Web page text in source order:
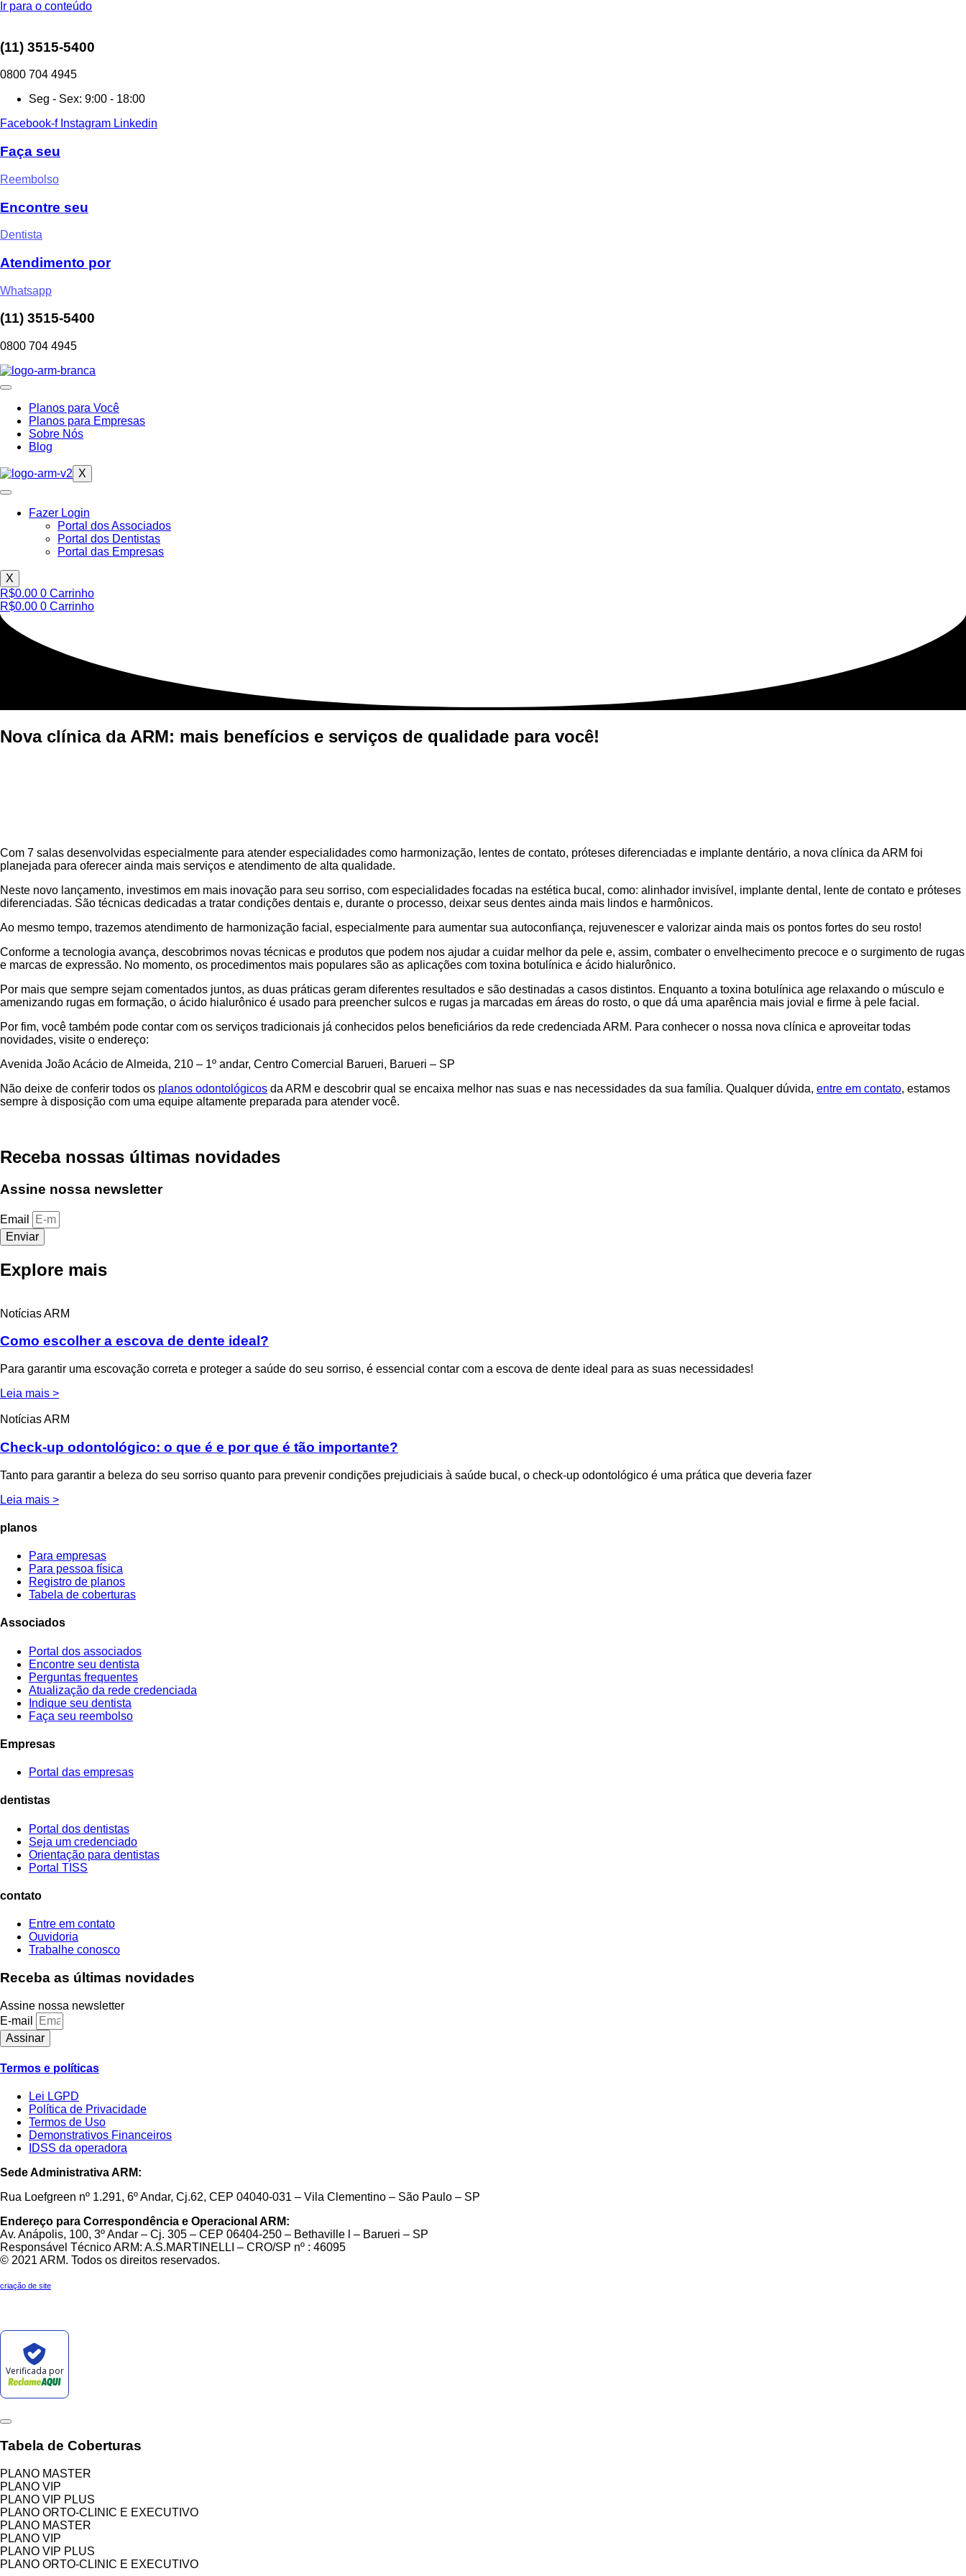
Ir para o conteúdo
(11) 3515-5400
0800 704 4945
Seg - Sex: 9:00 - 18:00
Facebook-f Instagram Linkedin
Faça seu
Reembolso
Encontre seu
Dentista
Atendimento por
Whatsapp
(11) 3515-5400
0800 704 4945
Planos para Você
Planos para Empresas
Sobre Nós
Blog
X
Fazer Login
Portal dos Associados
Portal dos Dentistas
Portal das Empresas
X
R$0.00 0 Carrinho
R$0.00 0 Carrinho
Nova clínica da ARM: mais benefícios e serviços de qualidade para você!
Com 7 salas desenvolvidas especialmente para atender especialidades como harmonização, lentes de contato, próteses diferenciadas e implante dentário, a nova clínica da ARM foi
planejada para oferecer ainda mais serviços e atendimento de alta qualidade.
Neste novo lançamento, investimos em mais inovação para seu sorriso, com especialidades focadas na estética bucal, como: alinhador invisível, implante dental, lente de contato e próteses
diferenciadas. São técnicas dedicadas a tratar condições dentais e, durante o processo, deixar seus dentes ainda mais lindos e harmônicos.
Ao mesmo tempo, trazemos atendimento de harmonização facial, especialmente para aumentar sua autoconfiança, rejuvenescer e valorizar ainda mais os pontos fortes do seu rosto!
Conforme a tecnologia avança, descobrimos novas técnicas e produtos que podem nos ajudar a cuidar melhor da pele e, assim, combater o envelhecimento precoce e o surgimento de rugas
e marcas de expressão. No momento, os procedimentos mais populares são as aplicações com toxina botulínica e ácido hialurônico.
Por mais que sempre sejam comentados juntos, as duas práticas geram diferentes resultados e são destinadas a casos distintos. Enquanto a toxina botulínica age relaxando o músculo e
amenizando rugas em formação, o ácido hialurônico é usado para preencher sulcos e rugas ja marcadas em áreas do rosto, o que dá uma aparência mais jovial e firme à pele facial.
Por fim, você também pode contar com os serviços tradicionais já conhecidos pelos beneficiários da rede credenciada ARM. Para conhecer o nossa nova clínica e aproveitar todas
novidades, visite o endereço:
Avenida João Acácio de Almeida, 210 – 1º andar, Centro Comercial Barueri, Barueri – SP
Não deixe de conferir todos os planos odontológicos da ARM e descobrir qual se encaixa melhor nas suas e nas necessidades da sua família. Qualquer dúvida, entre em contato, estamos
sempre à disposição com uma equipe altamente preparada para atender você.
Receba nossas últimas novidades
Assine nossa newsletter
Email
Enviar
Explore mais
Notícias ARM
Como escolher a escova de dente ideal?
Para garantir uma escovação correta e proteger a saúde do seu sorriso, é essencial contar com a escova de dente ideal para as suas necessidades!
Leia mais >
Notícias ARM
Check-up odontológico: o que é e por que é tão importante?
Tanto para garantir a beleza do seu sorriso quanto para prevenir condições prejudiciais à saúde bucal, o check-up odontológico é uma prática que deveria fazer
Leia mais >
planos
Para empresas
Para pessoa física
Registro de planos
Tabela de coberturas
Associados
Portal dos associados
Encontre seu dentista
Perguntas frequentes
Atualização da rede credenciada
Indique seu dentista
Faça seu reembolso
Empresas
Portal das empresas
dentistas
Portal dos dentistas
Seja um credenciado
Orientação para dentistas
Portal TISS
contato
Entre em contato
Ouvidoria
Trabalhe conosco
Receba as últimas novidades
Assine nossa newsletter
E-mail
Assinar
Termos e políticas
Lei LGPD
Política de Privacidade
Termos de Uso
Demonstrativos Financeiros
IDSS da operadora
Sede Administrativa ARM:
Rua Loefgreen nº 1.291, 6º Andar, Cj.62, CEP 04040-031 – Vila Clementino – São Paulo – SP
Endereço para Correspondência e Operacional ARM:
Av. Anápolis, 100, 3º Andar – Cj. 305 – CEP 06404-250 – Bethaville l – Barueri – SP
Responsável Técnico ARM: A.S.MARTINELLI – CRO/SP nº : 46095
© 2021 ARM. Todos os direitos reservados.
criação de site
Verificada por
Tabela de Coberturas
PLANO MASTER
PLANO VIP
PLANO VIP PLUS
PLANO ORTO-CLINIC E EXECUTIVO
PLANO MASTER
PLANO VIP
PLANO VIP PLUS
PLANO ORTO-CLINIC E EXECUTIVO